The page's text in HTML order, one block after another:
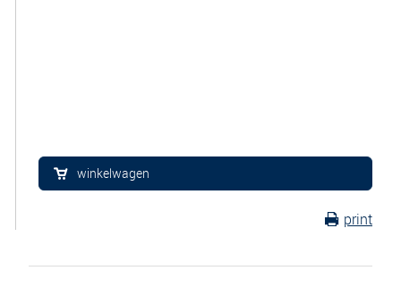
winkelwagen
print